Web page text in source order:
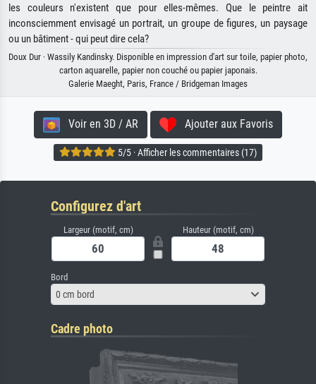
les couleurs n'existent que pour elles-mêmes. Que le peintre ait
inconsciemment envisagé un portrait, un groupe de figures, un paysage
ou un bâtiment - qui peut dire cela?
Doux Dur · Wassily Kandinsky. Disponible en impression d'art sur toile, papier photo,
carton aquarelle, papier non couché ou papier japonais.
Galerie Maeght, Paris, France / Bridgeman Images
Voir en 3D / AR Ajouter aux Favoris
5/5 · Afficher les commentaires (17)
Configurez d'art
Largeur (motif, cm) Hauteur (motif, cm)
Bord
0 cm bord
Cadre photo